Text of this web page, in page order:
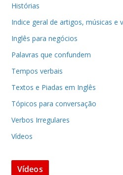
Histórias
Indice geral de artigos, músicas e
Inglês para negócios
Palavras que confundem
Tempos verbais
Textos e Piadas em Inglês
Tópicos para conversação
Verbos Irregulares
Vídeos
Vídeos